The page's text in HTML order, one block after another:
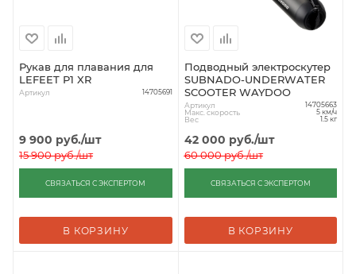
Рукав для плавания для
LEFEET P1 XR
Артикул 14705691
9 900 руб./шт
15 900руб./шт
СВЯЗАТЬСЯ С ЭКСПЕРТОМ
В КОРЗИНУ
Подводный электроскутер
SUBNADO-UNDERWATER
SCOOTER WAYDOO
Артикул 14705663
Макс. скорость 5 км/ч
Вес 1.5 кг
42 000 руб./шт
60 000руб./шт
СВЯЗАТЬСЯ С ЭКСПЕРТОМ
В КОРЗИНУ